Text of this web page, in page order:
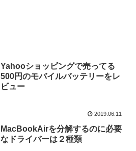
Yahooショッピングで売ってる
500円のモバイルバッテリーをレ
ビュー
2019.06.11
MacBookAirを分解するのに必要
なドライバーは２種類